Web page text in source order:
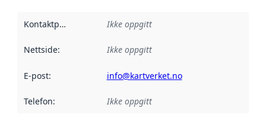
Kontaktpunkt Ikke oppgitt
Nettside: Ikke oppgitt
E-post: info@kartverket.no
Telefon: Ikke oppgitt